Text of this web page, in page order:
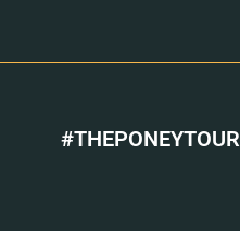
#THEPONEYTOUR